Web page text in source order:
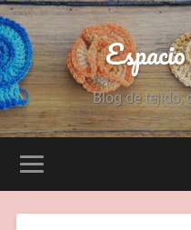
Blog de tejido,